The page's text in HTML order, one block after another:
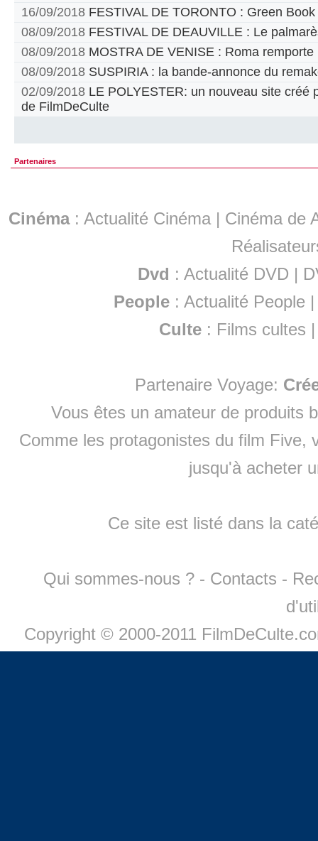
16/09/2018 FESTIVAL DE TORONTO : Green
08/09/2018 FESTIVAL DE DEAUVILLE : Le
08/09/2018 MOSTRA DE VENISE : Roma remporte
08/09/2018 SUSPIRIA : la bande-annonce du
02/09/2018 LE POLYESTER: un nouveau site créé
de FilmDeCulte
Partenaires
Cinéma: Actualité Cinéma | Cinéma de
Dvd : Actualité DVD |
People :Actualité People
Culte : Films cultes
Partenaire Voyage:
Vous êtes un amateur de produits
Comme les protagonistes du film Five,
jusqu'à acheter
Ce site est listé dans la
Qui sommes-nous ? - Contacts -
Copyright © 2000-2011